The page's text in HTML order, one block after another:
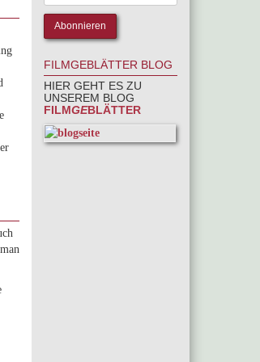
FILMGEBLÄTTER BLOG
HIER GEHT ES ZU
UNSEREM BLOG
FILMGEBLÄTTER